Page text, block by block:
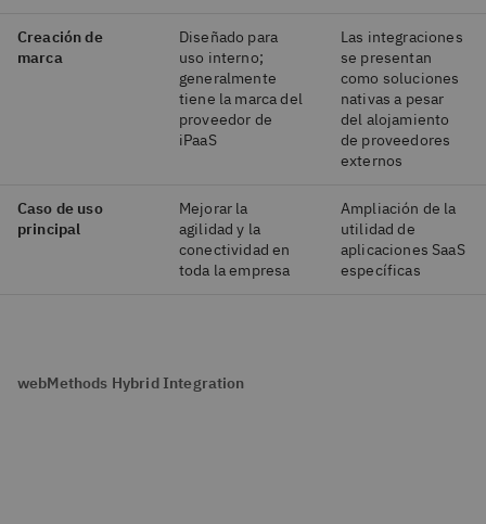
Creación de
marca
Diseñado para
uso interno;
generalmente
tiene la marca del
proveedor de
iPaaS
Las integraciones
se presentan
como soluciones
nativas a pesar
del alojamiento
de proveedores
externos
Caso de uso
principal
Mejorar la
agilidad y la
conectividad en
toda la empresa
Ampliación de la
utilidad de
aplicaciones SaaS
específicas
webMethods Hybrid Integration